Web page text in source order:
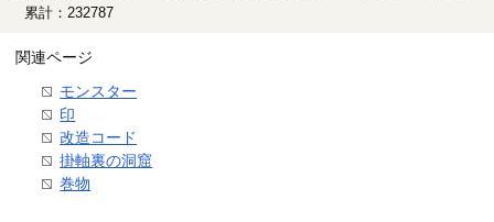
累計：232787
関連ページ
モンスター
印
改造コード
掛軸裏の洞窟
巻物